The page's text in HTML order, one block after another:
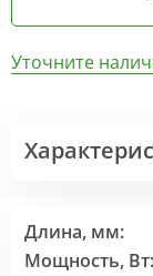
Уточните
Длина, мм:
Мощность, Вт: